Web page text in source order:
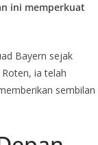
ini memperkuat
Bayern sejak
ia telah
sembilan